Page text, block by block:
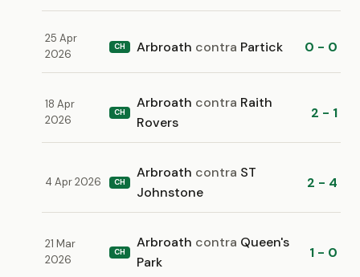
25 Apr
2026
CH Arbroath contra Partick 0 - 0
18 Apr
2026
CH
Arbroath contra Raith
Rovers
2 - 1
4 Apr 2026 CH
Arbroath contra ST
Johnstone
2 - 4
21 Mar
2026
CH
Arbroath contra Queen's
Park
1 - 0